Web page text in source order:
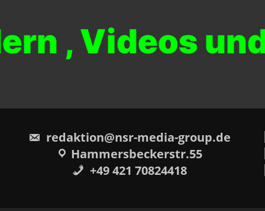
, Videos
redaktion@nsr-media-group.de
Hammersbeckerstr.55
+49 421 70824418